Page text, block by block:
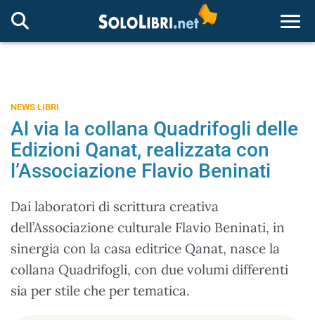
NEWS LIBRI
Al via la collana Quadrifogli delle
Edizioni Qanat, realizzata con
l’Associazione Flavio Beninati
Dai laboratori di scrittura creativa
dell’Associazione culturale Flavio Beninati, in
sinergia con la casa editrice Qanat, nasce la
collana Quadrifogli, con due volumi differenti
sia per stile che per tematica.